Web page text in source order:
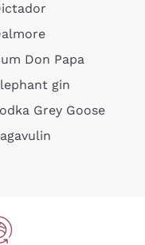
Don Papa
gin
Grey Goose